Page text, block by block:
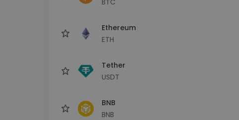
Ethereum
ETH
Tether
USDT
BNB
BNB